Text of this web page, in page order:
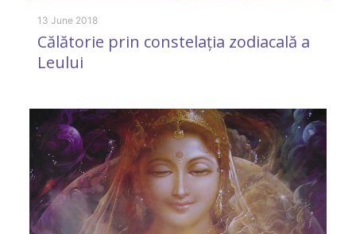
13 June 2018
Călătorie prin constelația zodiacală a
Leului